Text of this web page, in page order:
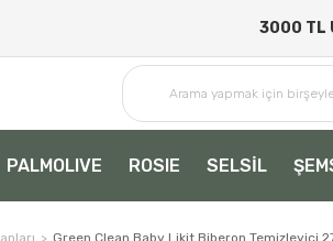
3000 TL
PALMOLIVE ROSIE SELSİL
Green Clean Baby Likit Biberon Temizleyici